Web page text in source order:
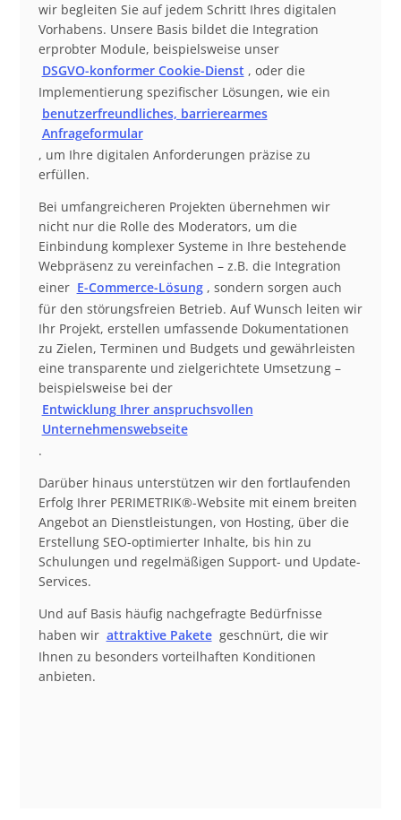
wir begleiten Sie auf jedem Schritt Ihres digitalen
Vorhabens. Unsere Basis bildet die Integration
erprobter Module, beispielsweise unser
DSGVO-konformer Cookie-Dienst , oder die
Implementierung spezifischer Lösungen, wie ein
benutzerfreundliches, barrierearmes
Anfrageformular
, um Ihre digitalen Anforderungen präzise zu
erfüllen.
Bei umfangreicheren Projekten übernehmen wir
nicht nur die Rolle des Moderators, um die
Einbindung komplexer Systeme in Ihre bestehende
Webpräsenz zu vereinfachen – z.B. die Integration
einer E-Commerce-Lösung , sondern sorgen auch
für den störungsfreien Betrieb. Auf Wunsch leiten wir
Ihr Projekt, erstellen umfassende Dokumentationen
zu Zielen, Terminen und Budgets und gewährleisten
eine transparente und zielgerichtete Umsetzung –
beispielsweise bei der
Entwicklung Ihrer anspruchsvollen
Unternehmenswebseite
.
Darüber hinaus unterstützen wir den fortlaufenden
Erfolg Ihrer PERIMETRIK®-Website mit einem breiten
Angebot an Dienstleistungen, von Hosting, über die
Erstellung SEO-optimierter Inhalte, bis hin zu
Schulungen und regelmäßigen Support- und Update-
Services.
Und auf Basis häufig nachgefragte Bedürfnisse
haben wir attraktive Pakete geschnürt, die wir
Ihnen zu besonders vorteilhaften Konditionen
anbieten.